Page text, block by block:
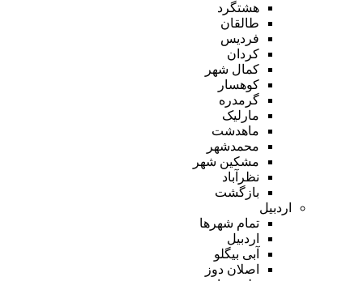
هشتگرد
طالقان
فردیس
کردان
کمال شهر
کوهسار
گرمدره
مارلیک
ماهدشت
محمدشهر
مشکین شهر
نظرآباد
بازگشت
اردبیل
تمام شهر‌ها
اردبیل
آبی بیگلو
اصلان دوز